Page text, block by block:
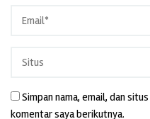
Simpan nama, email, dan
komentar saya berikutnya.